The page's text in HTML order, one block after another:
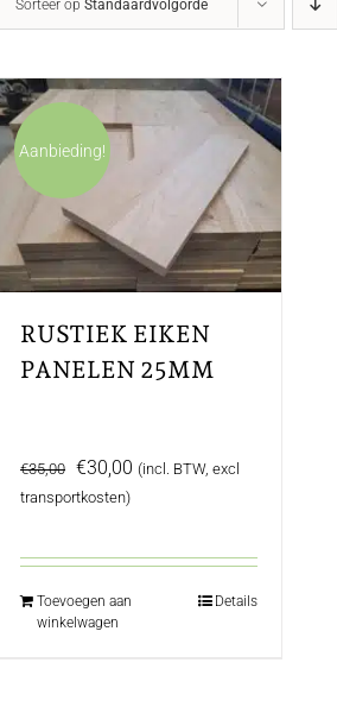
Sorteer op Standaardvolgorde
Aanbieding!
RUSTIEK EIKEN
PANELEN 25MM
€35,00 Oorspronkelijke
prijs
€35,00.
€30,00 Huidige
€30,00.
(incl. BTW, excl
transportkosten)
Toevoegen aan
winkelwagen
Details